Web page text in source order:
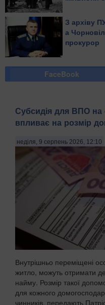
З архіву
а
прокурор
FaceBook
Субсидія для ВПО
впливає на розмір
неділя, 9 серпень 2026, 12:10
Внутрішньо переміщені
житло, можуть отримати
найму. Розмір такої
для кожного
чинників, передають